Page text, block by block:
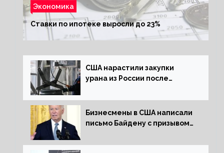
Экономика
Ставки по ипотеке выросли до 23%
США нарастили закупки
урана из России после
Бизнесмены в США написали
письмо Байдену с призывом